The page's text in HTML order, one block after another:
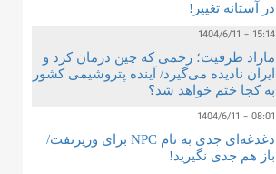
در آستانه تغییر!
1404/6/11 - 15:14
مازاد ظرفیت؛ زخمی که چین درمان کرد و
ایران نادیده می‌گیرد/ آینده پتروشیمی کشور
به کجا ختم خواهد شد؟
1404/6/11 - 08:01
دغدغه‌ای جدی به نام NPC برای وزیرنفت/
باز هم جدی نگیرید!